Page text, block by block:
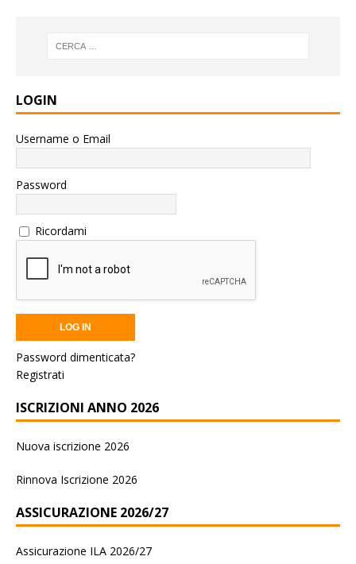
LOGIN
Username o Email
Password
Ricordami
Password dimenticata?
Registrati
ISCRIZIONI ANNO 2026
Nuova iscrizione 2026
Rinnova Iscrizione 2026
ASSICURAZIONE 2026/27
Assicurazione ILA 2026/27